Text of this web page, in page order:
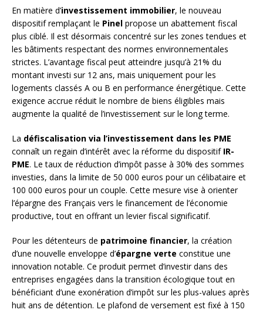
En matière d’investissement immobilier, le nouveau
dispositif remplaçant le Pinel propose un abattement fiscal
plus ciblé. Il est désormais concentré sur les zones tendues et
les bâtiments respectant des normes environnementales
strictes. L’avantage fiscal peut atteindre jusqu’à 21% du
montant investi sur 12 ans, mais uniquement pour les
logements classés A ou B en performance énergétique. Cette
exigence accrue réduit le nombre de biens éligibles mais
augmente la qualité de l’investissement sur le long terme.
La défiscalisation via l’investissement dans les PME
connaît un regain d’intérêt avec la réforme du dispositif IR-
PME. Le taux de réduction d’impôt passe à 30% des sommes
investies, dans la limite de 50 000 euros pour un célibataire et
100 000 euros pour un couple. Cette mesure vise à orienter
l’épargne des Français vers le financement de l’économie
productive, tout en offrant un levier fiscal significatif.
Pour les détenteurs de patrimoine financier, la création
d’une nouvelle enveloppe d’épargne verte constitue une
innovation notable. Ce produit permet d’investir dans des
entreprises engagées dans la transition écologique tout en
bénéficiant d’une exonération d’impôt sur les plus-values après
huit ans de détention. Le plafond de versement est fixé à 150